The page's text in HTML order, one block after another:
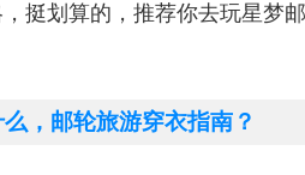
挺划算的，推荐你去玩星梦
，邮轮旅游穿衣指南？